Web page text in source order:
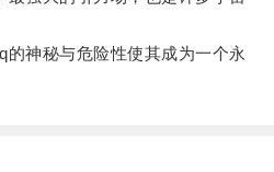
神秘与危险性使其成为一个永